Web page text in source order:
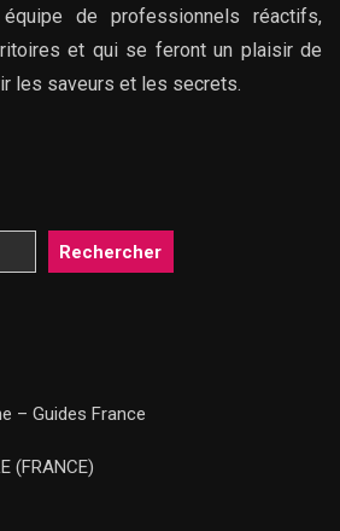
de professionnels réactifs,
et qui se feront un plaisir de
les saveurs et les secrets.
Rechercher
– Guides France
(FRANCE)